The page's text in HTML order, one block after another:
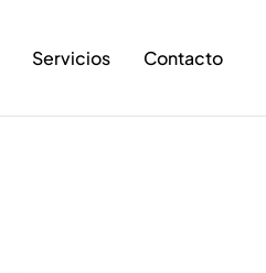
Servicios Contacto